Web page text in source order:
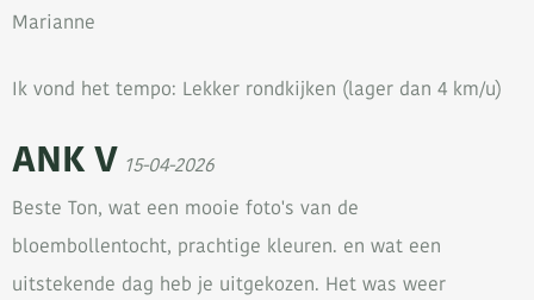
Marianne
Ik vond het tempo: Lekker rondkijken (lager dan 4 km/u)
ANK V 15-04-2026
Beste Ton, wat een mooie foto's van de
bloembollentocht, prachtige kleuren. en wat een
uitstekende dag heb je uitgekozen. Het was weer